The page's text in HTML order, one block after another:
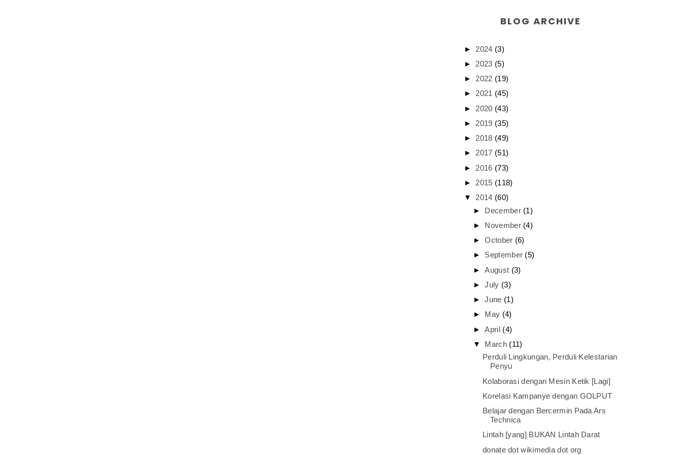
BLOG ARCHIVE
► 2024 (3)
► 2023 (5)
► 2022 (19)
►2021 (45)
► 2020 (43)
► 2019 (35)
► 2018 (49)
►2017 (51)
► 2016 (73)
► 2015 (118)
▼ 2014 (60)
► December (1)
► November (4)
►October (6)
► September (5)
►August (3)
►July (3)
►June (1)
► May (4)
►April (4)
▼ March (11)
Perduli Lingkungan, Perduli Kelestarian
Penyu
Kolaborasi dengan Mesin Ketik [Lagi]
Korelasi Kampanye dengan GOLPUT
Belajar dengan Bercermin Pada Ars
Technica
Lintah [yang] BUKAN Lintah Darat
donate dot wikimedia dot org